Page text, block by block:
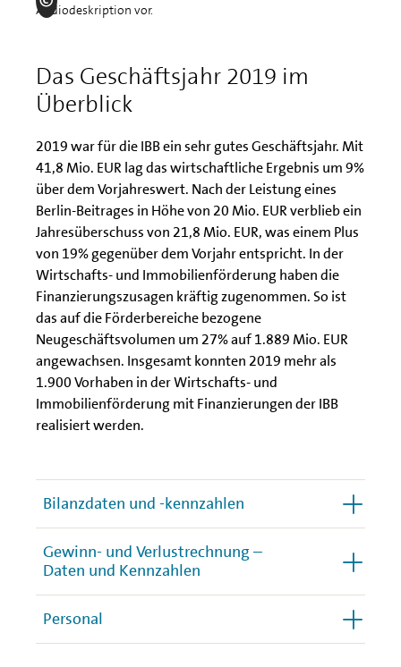
Audiodeskription vor.
Das Geschäftsjahr 2019 im
Überblick
2019 war für die IBB ein sehr gutes Geschäftsjahr. Mit
41,8 Mio. EUR lag das wirtschaftliche Ergebnis um 9%
über dem Vorjahreswert. Nach der Leistung eines
Berlin-Beitrages in Höhe von 20 Mio. EUR verblieb ein
Jahresüberschuss von 21,8 Mio. EUR, was einem Plus
von 19% gegenüber dem Vorjahr entspricht. In der
Wirtschafts- und Immobilienförderung haben die
Finanzierungszusagen kräftig zugenommen. So ist
das auf die Förderbereiche bezogene
Neugeschäftsvolumen um 27% auf 1.889 Mio. EUR
angewachsen. Insgesamt konnten 2019 mehr als
1.900 Vorhaben in der Wirtschafts- und
Immobilienförderung mit Finanzierungen der IBB
realisiert werden.
Bilanzdaten und -kennzahlen
Gewinn- und Verlustrechnung –
Daten und Kennzahlen
Personal